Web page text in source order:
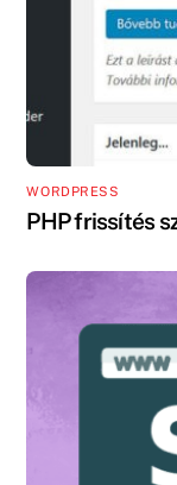
WORDPRESS
PHP frissítés